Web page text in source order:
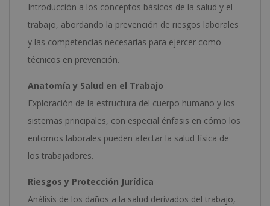
Introducción a los conceptos básicos de la salud y el
trabajo, abordando la prevención de riesgos laborales
y las competencias necesarias para ejercer como
técnicos en prevención.
Anatomía y Salud en el Trabajo
Exploración de la estructura del cuerpo humano y los
sistemas principales, con especial énfasis en cómo los
entornos laborales pueden afectar la salud física de
los trabajadores.
Riesgos y Protección Jurídica
Análisis de los daños a la salud derivados del trabajo,